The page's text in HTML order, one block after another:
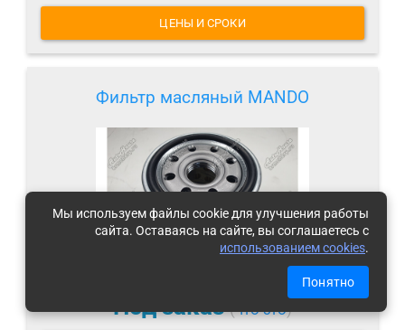
Мы используем файлы cookie для улучшения работы
сайта. Оставаясь на сайте, вы соглашаетесь с
использованием cookies.
Понятно
ЦЕНЫ И СРОКИ
Фильтр масляный MANDO
Под заказ(что это)